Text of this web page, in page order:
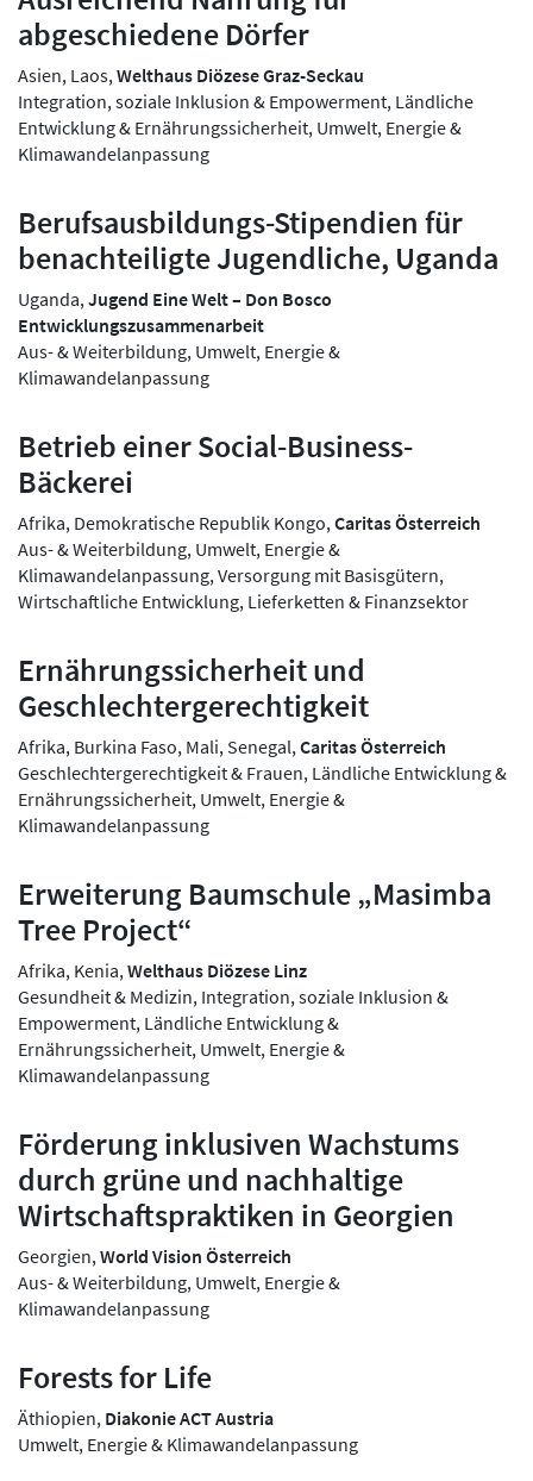
abgeschiedene Dörfer
Asien, Laos, Welthaus Diözese Graz-Seckau
Integration, soziale Inklusion & Empowerment, Ländliche
Entwicklung & Ernährungssicherheit, Umwelt, Energie &
Klimawandelanpassung
Berufsausbildungs-Stipendien für
benachteiligte Jugendliche, Uganda
Uganda, Jugend Eine Welt – Don Bosco
Entwicklungszusammenarbeit
Aus- & Weiterbildung, Umwelt, Energie &
Klimawandelanpassung
Betrieb einer Social-Business-
Bäckerei
Afrika, Demokratische Republik Kongo, Caritas Österreich
Aus- & Weiterbildung, Umwelt, Energie &
Klimawandelanpassung, Versorgung mit Basisgütern,
Wirtschaftliche Entwicklung, Lieferketten & Finanzsektor
Ernährungssicherheit und
Geschlechtergerechtigkeit
Afrika, Burkina Faso, Mali, Senegal, Caritas Österreich
Geschlechtergerechtigkeit & Frauen, Ländliche Entwicklung &
Ernährungssicherheit, Umwelt, Energie &
Klimawandelanpassung
Erweiterung Baumschule „Masimba
Tree Project“
Afrika, Kenia, Welthaus Diözese Linz
Gesundheit & Medizin, Integration, soziale Inklusion &
Empowerment, Ländliche Entwicklung &
Ernährungssicherheit, Umwelt, Energie &
Klimawandelanpassung
Förderung inklusiven Wachstums
durch grüne und nachhaltige
Wirtschaftspraktiken in Georgien
Georgien, World Vision Österreich
Aus- & Weiterbildung, Umwelt, Energie &
Klimawandelanpassung
Forests for Life
Äthiopien, Diakonie ACT Austria
Umwelt, Energie & Klimawandelanpassung